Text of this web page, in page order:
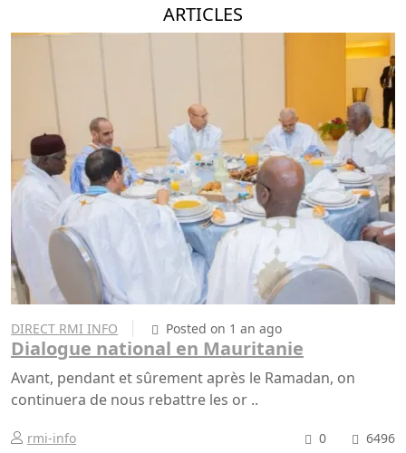
ARTICLES
DIRECT RMI INFO Posted on 1 an ago
Dialogue national en Mauritanie
Avant, pendant et sûrement après le Ramadan, on
continuera de nous rebattre les or ..
rmi-info 0 6496